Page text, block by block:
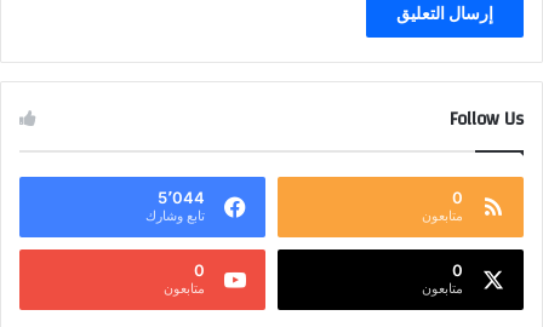
Follow Us
0
متابعون
5٬044
تابع وشارك
0
متابعون
0
متابعون